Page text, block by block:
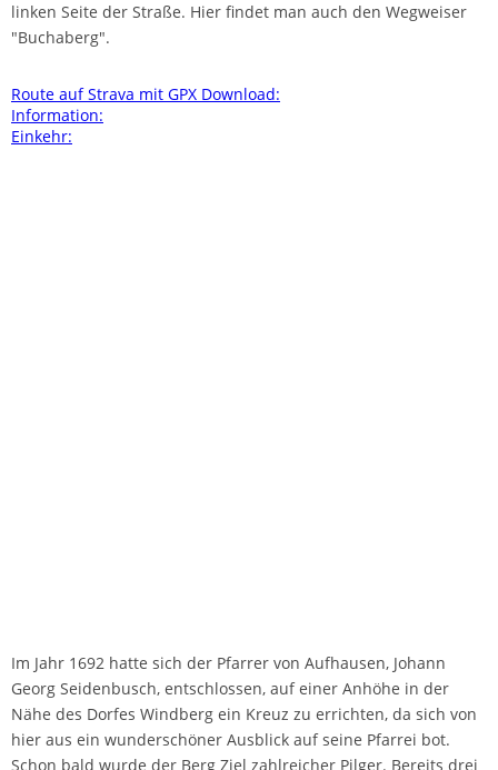
linken Seite der Straße. Hier findet man auch den Wegweiser
"Buchaberg".
Route auf Strava mit GPX Download:
Information:
Einkehr:
Im Jahr 1692 hatte sich der Pfarrer von Aufhausen, Johann
Georg Seidenbusch, entschlossen, auf einer Anhöhe in der
Nähe des Dorfes Windberg ein Kreuz zu errichten, da sich von
hier aus ein wunderschöner Ausblick auf seine Pfarrei bot.
Schon bald wurde der Berg Ziel zahlreicher Pilger. Bereits drei